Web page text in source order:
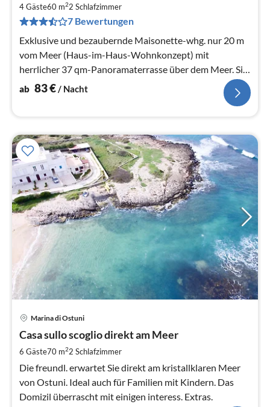
4 Gäste60 m22 Schlafzimmer
7 Bewertungen
Exklusive und bezaubernde Maisonette-whg. nur 20 m
vom Meer (Haus-im-Haus-Wohnkonzept) mit
herrlicher 37 qm-Panoramaterrasse über dem Meer. Sie
ist Im mediterranen Stil konzipiert.
ab 83€/ Nacht
Marina di Ostuni
Casa sullo scoglio direkt am Meer
6 Gäste70 m22 Schlafzimmer
Die freundl. erwartet Sie direkt am kristallklaren Meer
von Ostuni. Ideal auch für Familien mit Kindern. Das
Domizil überrascht mit einigen interess. Extras.